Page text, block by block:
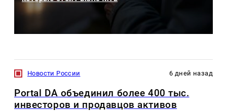
Новости России 6 дней назад
Portal DA объединил более 400 тыс.
инвесторов и продавцов активов